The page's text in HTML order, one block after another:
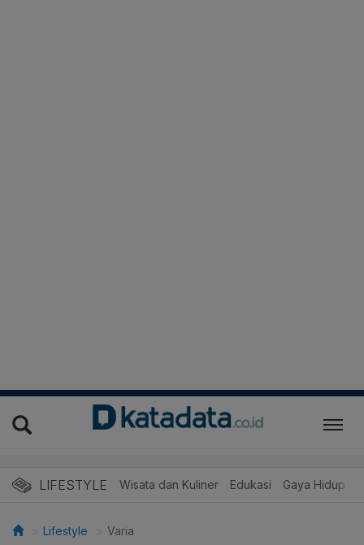
LIFESTYLE Wisata dan Kuliner Edukasi Gaya Hidup
Lifestyle Varia